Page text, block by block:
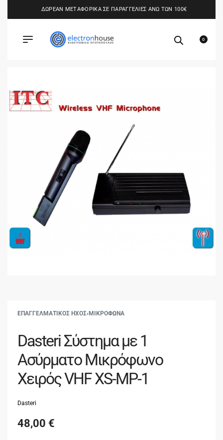
ΔΩΡΕΑΝ ΜΕΤΑΦΟΡΙΚΑ ΣΕ ΠΑΡΑΓΓΕΛΙΕΣ ΑΝΩ ΤΩΝ 100€
0
ΕΠΑΓΓΕΛΜΑΤΙΚΟΣ ΗΧΟΣ› ΜΙΚΡΟΦΩΝΑ
Dasteri Σύστημα με 1
Ασύρματο Μικρόφωνο
Χειρός VHF XS-MP-1
Dasteri
48,00 €